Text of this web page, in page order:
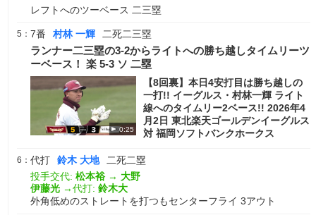
レフトへのツーベース 二三塁
5： 7番 村林 一輝 二死二三塁
ランナー二三塁の3-2からライトへの勝ち越しタイムリーツ
ーベース！ 楽 5-3 ソ 二塁
0:25
【8回裏】本日4安打目は勝ち越しの
一打!! イーグルス・村林一輝 ライト
線へのタイムリー2ベース!! 2026年4
月2日 東北楽天ゴールデンイーグルス
対 福岡ソフトバンクホークス
6： 代打 鈴木 大地
二死二塁
投手交代: 松本裕 → 大野
伊藤光 →代打: 鈴木大
外角低めのストレートを打つもセンターフライ 3アウト